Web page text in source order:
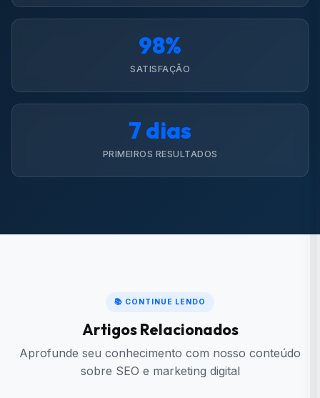
98%
SATISFAÇÃO
7 dias
PRIMEIROS RESULTADOS
📚 CONTINUE LENDO
Artigos Relacionados
Aprofunde seu conhecimento com nosso conteúdo
sobre SEO e marketing digital